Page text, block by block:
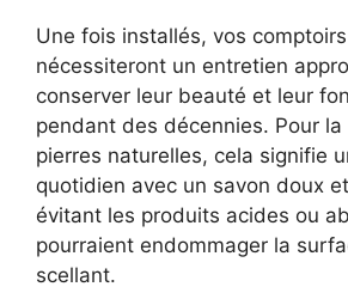
Une fois installés, vos
nécessiteront un entretien
conserver leur beauté et leur
pendant des décennies. Pour
pierres naturelles, cela signifie
quotidien avec un savon doux et
évitant les produits acides ou
pourraient endommager la
scellant.